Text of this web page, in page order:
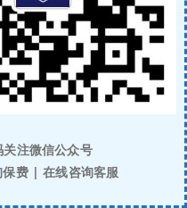
座1513室
支持辅助服务。产品提
由保险公司或保险中介机
关注微信公众号
保费 | 在线咨询客服